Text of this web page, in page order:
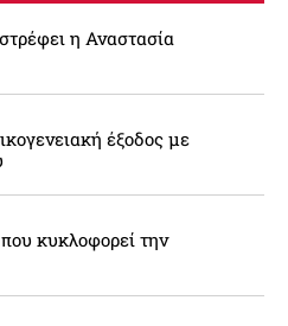
η Αναστασία
έξοδος με
κυκλοφορεί την